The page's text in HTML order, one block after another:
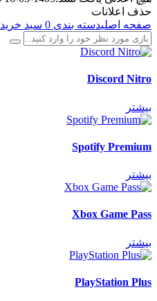
حذف اعلانات
صفحه اصلیدسته بندی 0 سبد خرید
Discord Nitro
بیشتر
Spotify Premium
بیشتر
Xbox Game Pass
بیشتر
PlayStation Plus